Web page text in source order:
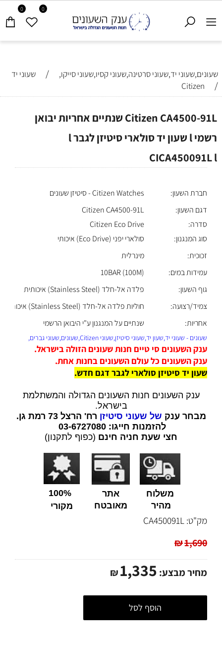
0 0
שעונים,שעוני יד,שעוני סרטינה,שעוני קסיו,שעוני סייקו, / שעוני יד
/
Citizen
Citizen CA4500-91L שנתיים אחריות יבואן
רשמי l שעון יד סולארי סיטיזן לגבר l
CICA450091L l
חברת השעון:
Citizen Watches - סיטיזן שעונים
דגם השעון:
Citizen CA4500-91L
סדרה:
Citizen Eco Drive
סוג המנגנון:
סולארי יפני (Eco Drive) איכותי
זכוכית:
מינרלית
עמידות במים:
10BAR (100M)
גוף השעון:
פלדה אל-חלד (Stainless Steel) איכותית
צמיד/רצועה:
חוליות פלדה אל-חלד (Stainless Steel) איכותי
אחריות:
שנתיים על המנגנון ע"י היבואן הרשמי
שעונים - שעוני יד,שעון יד,שעוני סיטיזן,שעוני Citizen,שעונים,שעוני גברים,
ענק השעונים סי טיים חנות שעונים הזולה בישראל.
ענק השעונים כל עולם השעונים בחנות אחת.
שעון יד סיטיזן סולארי לגבר דגם חדש.
ענק השעונים חנות השעונים הגדולה והמשתלמת
בישראל.
מבחר ענק של שעוני סיטיזן רח' הרצל 73 רמת גן.
להזמנות חייגו: 03-6727080
חצי שעת חניה חינם (כפוף לתקנון)
משלוח
מהיר
אתר
מאובטח
100%
מקורי
מק"ט: CA450091L
₪1,690
מחיר מבצע: ₪1,335
הוסף לסל